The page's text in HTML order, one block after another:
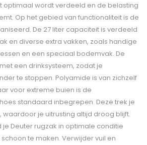
optimaal wordt verdeeld en de belasting
Op het gebied van functionaliteit is de
De 27 liter capaciteit is verdeeld
en diverse extra vakken, zoals handige
en een speciaal bodemvak. De
een drinksysteem, zodat je
te stoppen. Polyamide is van zichzelf
voor extreme buien is de
standaard inbegrepen. Deze trek je
waardoor je uitrusting altijd droog blijft.
je Deuter rugzak in optimale conditie
te maken. Verwijder vuil en